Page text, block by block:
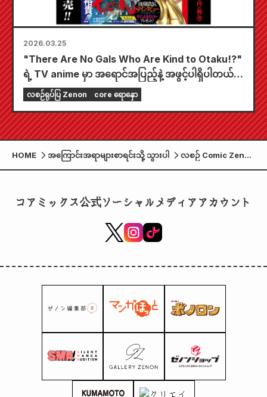
2026.03.25
"There Are No Gals Who Are Kind to Otaku!?"
ရဲ့ TV anime မှာ အရောင်အပြည့်နဲ့ အဖွင့်ပါရှိပါတယ်။
"Monthly Comic Zenon May 2026 Issue" ကို
မတ်လ ၂၅ ရက်နေ့မှာ ရောင်းချပေးသွားမှာပါ။
လစဉ်ရုပ်ပြ Zenon core ရောနှော
HOME အကြောင်းအရာများစာရင်းသို့ သွားပါ
လစဉ် Comic Zenon
ရောင်းချမည်
コアミックス公式ソーシャルメディアアカウント